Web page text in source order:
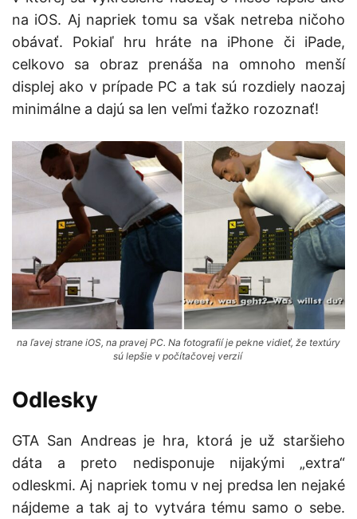
na iOS. Aj napriek tomu sa však netreba ničoho
obávať. Pokiaľ hru hráte na iPhone či iPade,
celkovo sa obraz prenáša na omnoho menší
displej ako v prípade PC a tak sú rozdiely naozaj
minimálne a dajú sa len veľmi ťažko rozoznať!
na ľavej strane iOS, na pravej PC. Na fotografií je pekne vidieť, že textúry
sú lepšie v počítačovej verzií
Odlesky
GTA San Andreas je hra, ktorá je už staršieho
dáta a preto nedisponuje nijakými „extra“
odleskmi. Aj napriek tomu v nej predsa len nejaké
nájdeme a tak aj to vytvára tému samo o sebe.